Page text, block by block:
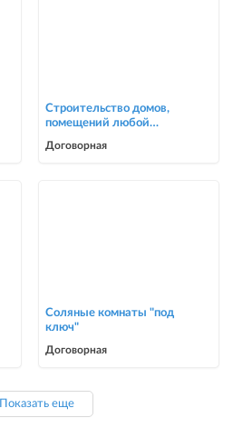
Строительство домов,
помещений любой
Договорная
Соляные комнаты "под
ключ"
Договорная
Показать еще